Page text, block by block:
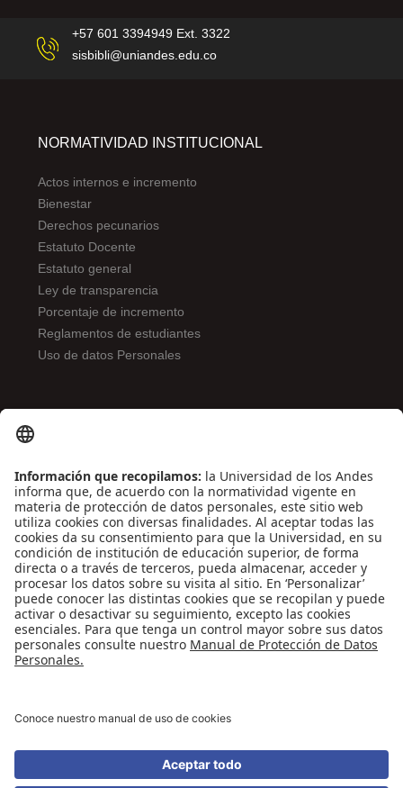
+57 601 3394949 Ext. 3322
sisbibli@uniandes.edu.co
NORMATIVIDAD INSTITUCIONAL
Actos internos e incremento
Bienestar
Derechos pecunarios
Estatuto Docente
Estatuto general
Ley de transparencia
Porcentaje de incremento
Reglamentos de estudiantes
Uso de datos Personales
Contáctenos
Biblioguías
Preguntas frecuentes
Capacitación
Directrices
Entretenimiento
Compra de libros y material audiovisual